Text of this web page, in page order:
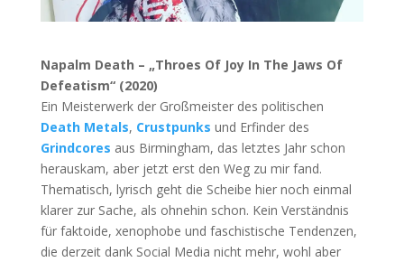
Napalm Death – „Throes Of Joy In The Jaws Of
Defeatism“ (2020)
Ein Meisterwerk der Großmeister des politischen
Death Metals, Crustpunks und Erfinder des
Grindcores aus Birmingham, das letztes Jahr schon
herauskam, aber jetzt erst den Weg zu mir fand.
Thematisch, lyrisch geht die Scheibe hier noch einmal
klarer zur Sache, als ohnehin schon. Kein Verständnis
für faktoide, xenophobe und faschistische Tendenzen,
die derzeit dank Social Media nicht mehr, wohl aber